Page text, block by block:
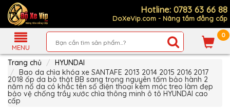
Hotline: 0783 63 66 88
DoXeVip.com - Nâng tầm đẳng cấp
MENU
0
Giới
Thiệu
Sản
Phẩm
Hướng
Dẫn
Mua
Trang chủ
HYUNDAI
Bao da chìa khóa xe SANTAFE 2013 2014 2015 2016 2017
2018 ốp da bò thật BB sang trọng nguyên tấm bảo hành 2
năm nổ da có khắc tên số điện thoại kèm móc treo làm đẹp
bảo vệ chống trầy xước chìa thông minh ô tô HYUNDAI cao
cấp